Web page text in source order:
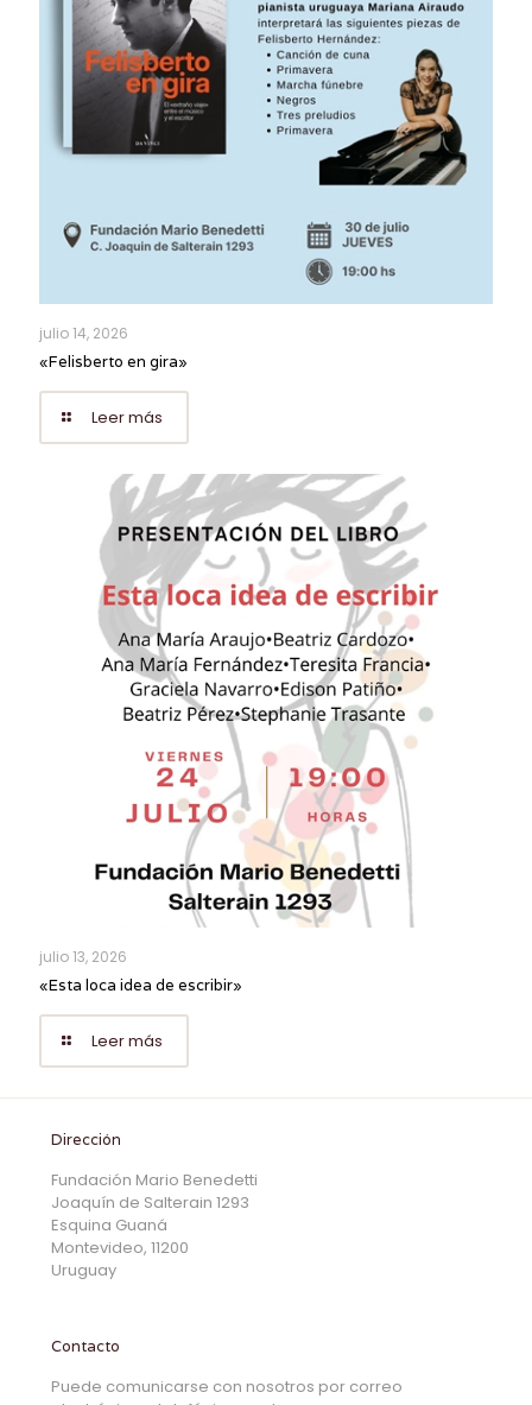
julio 14, 2026
«Felisberto en gira»
Leer más
julio 13, 2026
«Esta loca idea de escribir»
Leer más
Dirección
Fundación Mario Benedetti
Joaquín de Salterain 1293
Esquina Guaná
Montevideo, 11200
Uruguay
Contacto
Puede comunicarse con nosotros por correo